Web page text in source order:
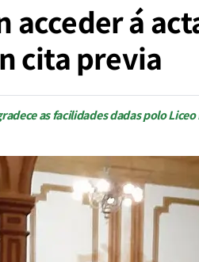
acceder á
cita previa
as facilidades dadas polo Liceo